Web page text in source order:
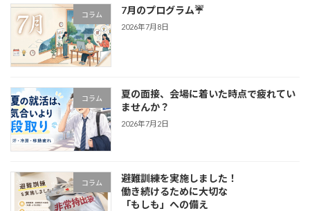
コラム 7月のプログラム☔
2026年7月8日
コラム
夏の面接、会場に着いた時点で疲れてい
ませんか？
2026年7月2日
コラム
避難訓練を実施しました！
働き続けるために大切な
「もしも」への備え